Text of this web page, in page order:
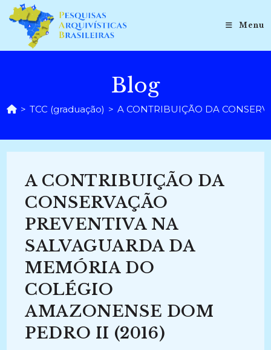
para
conteúdo
Menu
Blog
> TCC (graduação) > A CONTRIBUIÇÃO DA
A CONTRIBUIÇÃO DA
CONSERVAÇÃO
PREVENTIVA NA
SALVAGUARDA DA
MEMÓRIA DO
COLÉGIO
AMAZONENSE DOM
PEDRO II (2016)